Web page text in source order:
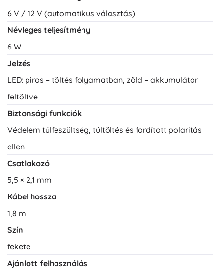
6 V / 12 V (automatikus választás)
Névleges teljesítmény
6 W
Jelzés
LED: piros – töltés folyamatban, zöld – akkumulátor
feltöltve
Biztonsági funkciók
Védelem túlfeszültség, túltöltés és fordított polaritás
ellen
Csatlakozó
5,5 × 2,1 mm
Kábel hossza
1,8 m
Szín
fekete
Ajánlott felhasználás